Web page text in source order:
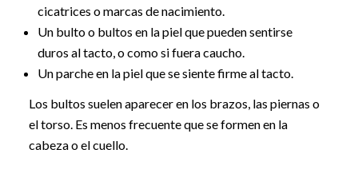
cicatrices o marcas de nacimiento.
Un bulto o bultos en la piel que pueden sentirse
duros al tacto, o como si fuera caucho.
Un parche en la piel que se siente firme al tacto.
Los bultos suelen aparecer en los brazos, las piernas o
el torso. Es menos frecuente que se formen en la
cabeza o el cuello.